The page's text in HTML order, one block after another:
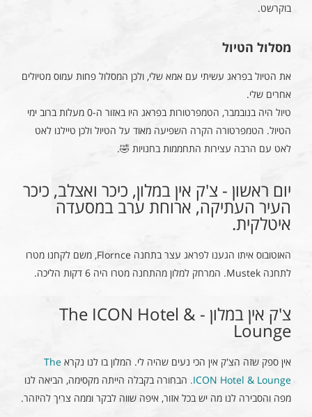
בוקרשט.
מסלול הטיול
את הטיול בפראג עשיתי עם אמא שלי, ולכן המסלול פחות עמוס מטיולים
אחרים שלי.
טיול היה בנובמבר, הטמפרטורות בפראג היו באזור ה-0 מעלות ברוב ימי
הטיול. הטמפרטורה הקרה השפיעה מאוד על הטיול ולכן טיילנו לאט
לאט עם הרבה עצירות התחממות בחנויות 🤣.
יום ראשון - צ'ק אין במלון, כיכר ואצלב, כיכר
העיר העתיקה, ארוחת ערב במסעדה
איטלקית.
האוטובוס איתו הגענו לפראג עצר בתחנה Flornce, משם לקחנו מטרו
לתחנה Mustek. המרחק למלון מהתחנה מטרו היה 6 דקות הליכה.
צ'ק אין במלון - The ICON Hotel &
Lounge
אין ספק שזה הצ'ק אין הכי נעים שהיה לי. המלון בו לנו נקרא The
ICON Hotel & Lounge. הבחורה בקבלה הייתה מקסימה, הביאה לנו
מפה והסבירה לנו מה יש בכל אזור, איפה שווה לבקר וממה צריך להיזהר.